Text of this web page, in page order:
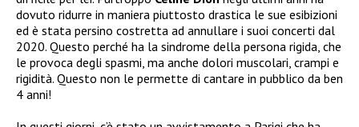
dovuto ridurre in maniera piuttosto drastica le sue esibizioni
ed è stata persino costretta ad annullare i suoi concerti dal
2020. Questo perché ha la sindrome della persona rigida, che
le provoca degli spasmi, ma anche dolori muscolari, crampi e
rigidità. Questo non le permette di cantare in pubblico da ben
4 anni!